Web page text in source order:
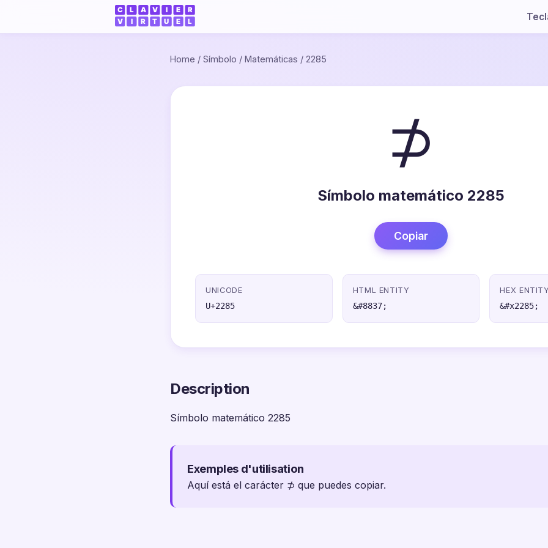
Home / Símbolo / Matemáticas / 2285
⊅
Símbolo matemático 2285
Copiar
UNICODE
U+2285
HTML ENTITY
&#8837;
HEX
&#x2285;
Description
Símbolo matemático 2285
Exemples d'utilisation
Aquí está el carácter ⊅ que puedes copiar.